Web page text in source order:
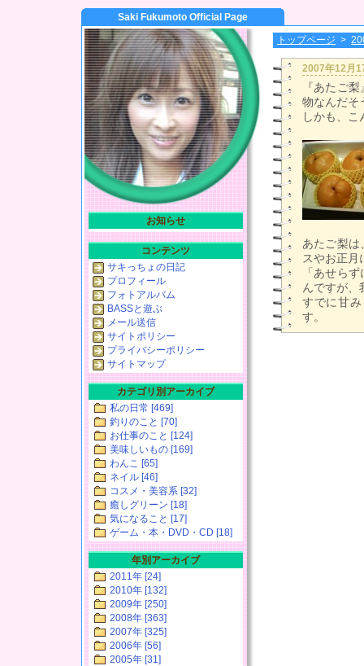
Saki Fukumoto Official Page
トップページ >
2007年12月
『あたご
物なんだそ
しかも、
あたご梨は
スやお正月
「あせら
んですが、
すでに甘
す。
お知らせ
コンテンツ
サキっちょの日記
プロフィール
フォトアルバム
BASSと遊ぶ
メール送信
サイトポリシー
プライバシーポリシー
サイトマップ
カテゴリ別アーカイブ
私の日常 [469]
釣りのこと [70]
お仕事のこと [124]
美味しいもの [169]
わんこ [65]
ネイル [46]
コスメ・美容系 [32]
癒しグリーン [18]
気になること [17]
ゲーム・本・DVD・CD [18]
年別アーカイブ
2011年 [24]
2010年 [132]
2009年 [250]
2008年 [363]
2007年 [325]
2006年 [56]
2005年 [31]